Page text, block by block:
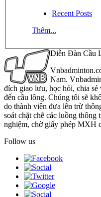
Recent Posts
Thêm...
Diễn Đàn Cầu
Nam.
đích giao lưu, học hỏi, chia sẻ
đến cầu lông. Chúng tôi sẽ
do thành viên đưa lên trừ
soát chặt chẽ các luồng thông
nghiệm, chờ giấy phép MXH
Follow us